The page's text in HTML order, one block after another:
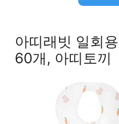
아띠래빗 일회
60개, 아띠토끼